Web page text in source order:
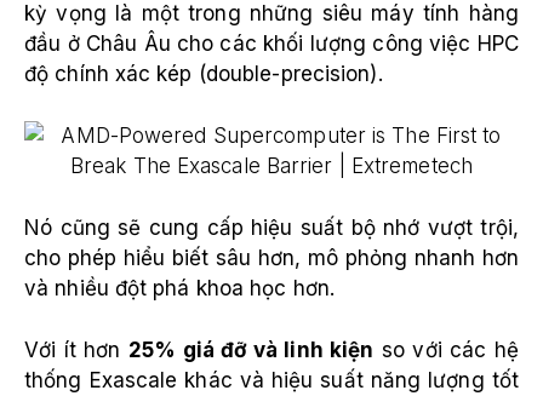
kỳ vọng là một trong những siêu máy tính hàng
đầu ở Châu Âu cho các khối lượng công việc HPC
độ chính xác kép (double-precision).
Nó cũng sẽ cung cấp hiệu suất bộ nhớ vượt trội,
cho phép hiểu biết sâu hơn, mô phỏng nhanh hơn
và nhiều đột phá khoa học hơn.
Với ít hơn 25% giá đỡ và linh kiện so với các hệ
thống Exascale khác và hiệu suất năng lượng tốt